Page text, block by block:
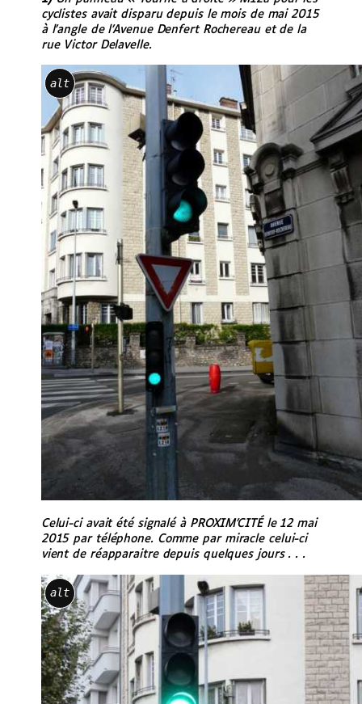
cyclistes avait disparu depuis le mois de mai 2015
à l’angle de l’Avenue Denfert Rochereau et de la
rue Victor Delavelle.
alt
Celui-ci avait été signalé à PROXIM’CITÉ le 12 mai
2015 par téléphone. Comme par miracle celui-ci
vient de réapparaitre depuis quelques jours . . .
alt